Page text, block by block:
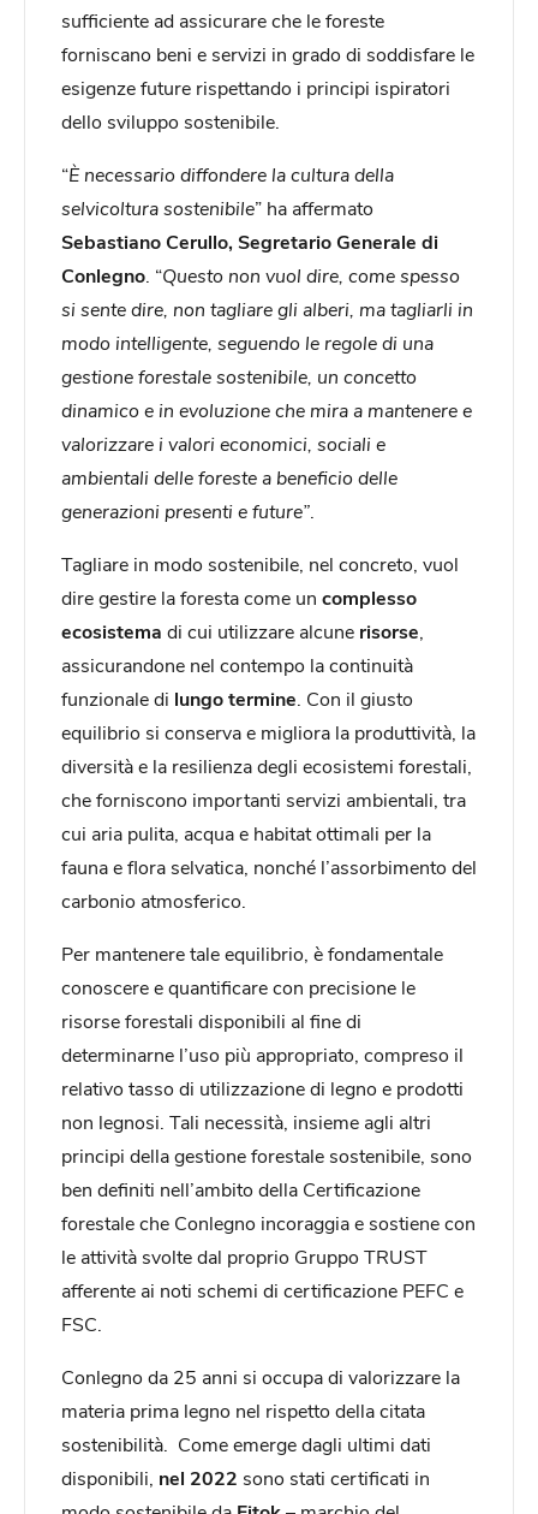
sufficiente ad assicurare che le foreste
forniscano beni e servizi in grado di soddisfare le
esigenze future rispettando i principi ispiratori
dello sviluppo sostenibile.
“È necessario diffondere la cultura della
selvicoltura sostenibile” ha affermato
Sebastiano Cerullo, Segretario Generale di
Conlegno . “Questo non vuol dire, come spesso
si sente dire, non tagliare gli alberi, ma tagliarli in
modo intelligente, seguendo le regole di una
gestione forestale sostenibile, un concetto
dinamico e in evoluzione che mira a mantenere e
valorizzare i valori economici, sociali e
ambientalidelleforeste a beneficio delle
generazioni presenti e future”
Tagliare in modo sostenibile, nel concreto, vuol
dire gestire la foresta come un complesso
ecosistema di cui utilizzare alcune risorse
assicurandone nel contempo la continuità
funzionale di lungo termine . Con il giusto
equilibrio si conserva e migliora la produttività, la
diversità e la resilienza degli ecosistemi forestali,
che forniscono importanti servizi ambientali, tra
cui aria pulita, acqua e habitat ottimali per la
fauna e flora selvatica, nonché l’assorbimento del
carbonio atmosferico.
Per mantenere tale equilibrio, è fondamentale
conoscere e quantificare con precisione le
risorse forestali disponibili al fine di
determinarne l’uso più appropriato, compreso il
relativo tasso di utilizzazione di legno e prodotti
non legnosi. Tali necessità, insieme agli altri
principi della gestione forestale sostenibile, sono
ben definiti nell’ambito della Certificazione
forestale che Conlegno incoraggia e sostiene con
le attività svolte dal proprio Gruppo TRUST
afferente ai noti schemi di certificazione PEFC e
FSC.
Conlegno da 25 anni si occupa di valorizzare la
materia prima legno nel rispetto della citata
sostenibilità. Come emerge dagli ultimi dati
disponibili, nel 2022 sono stati certificati in